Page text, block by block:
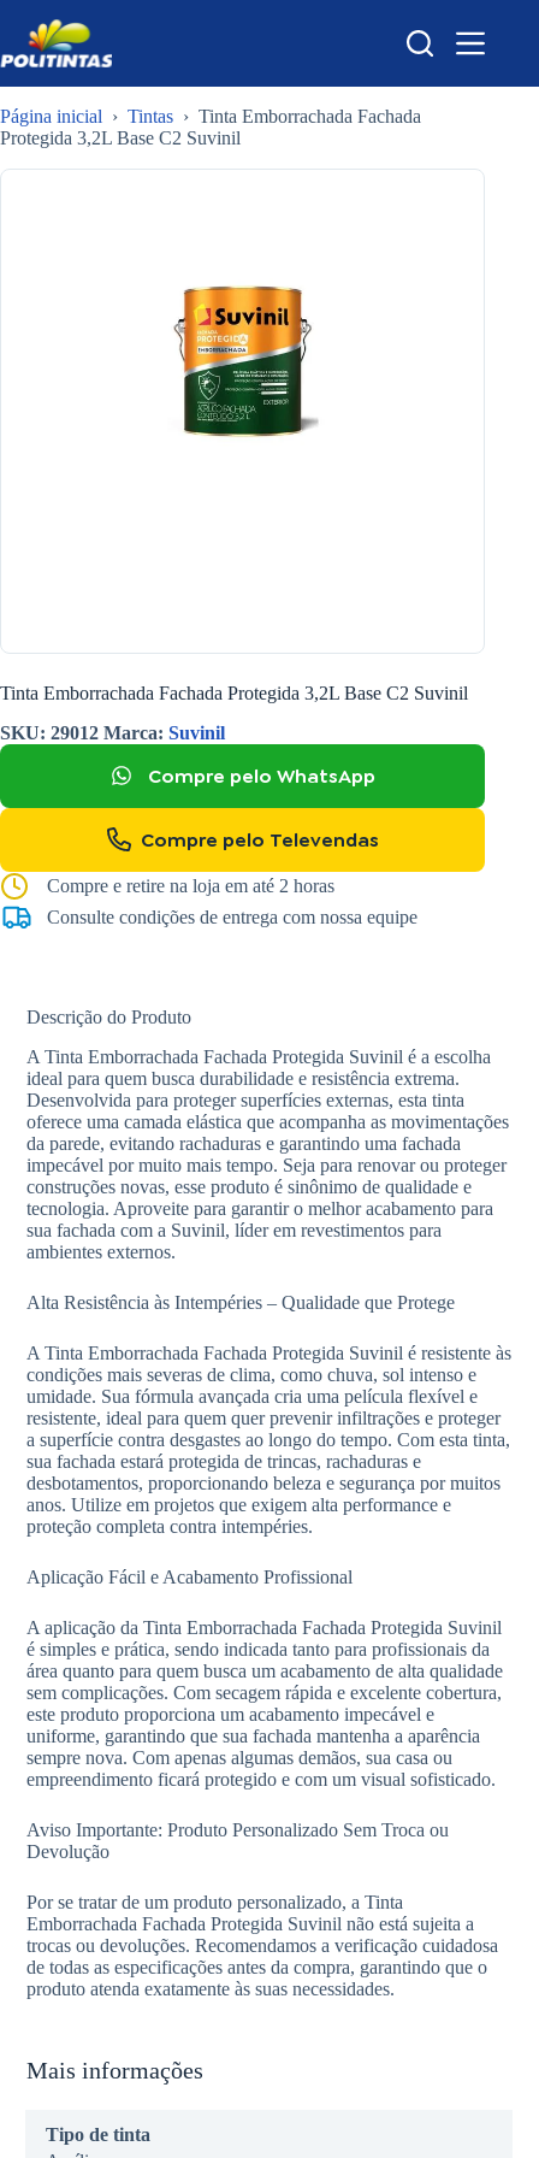
para
o
conteúdo
Página inicial › Tintas › Tinta Emborrachada Fachada
Protegida 3,2L Base C2 Suvinil
Tinta Emborrachada Fachada Protegida 3,2L Base C2 Suvinil
SKU: 29012 Marca: Suvinil
Compre pelo WhatsApp
Compre pelo Televendas
Compre e retire na loja em até 2 horas
Consulte condições de entrega com nossa equipe
Descrição do Produto
A Tinta Emborrachada Fachada Protegida Suvinil é a escolha
ideal para quem busca durabilidade e resistência extrema.
Desenvolvida para proteger superfícies externas, esta tinta
oferece uma camada elástica que acompanha as movimentações
da parede, evitando rachaduras e garantindo uma fachada
impecável por muito mais tempo. Seja para renovar ou proteger
construções novas, esse produto é sinônimo de qualidade e
tecnologia. Aproveite para garantir o melhor acabamento para
sua fachada com a Suvinil, líder em revestimentos para
ambientes externos.
Alta Resistência às Intempéries – Qualidade que Protege
A Tinta Emborrachada Fachada Protegida Suvinil é resistente às
condições mais severas de clima, como chuva, sol intenso e
umidade. Sua fórmula avançada cria uma película flexível e
resistente, ideal para quem quer prevenir infiltrações e proteger
a superfície contra desgastes ao longo do tempo. Com esta tinta,
sua fachada estará protegida de trincas, rachaduras e
desbotamentos, proporcionando beleza e segurança por muitos
anos. Utilize em projetos que exigem alta performance e
proteção completa contra intempéries.
Aplicação Fácil e Acabamento Profissional
A aplicação da Tinta Emborrachada Fachada Protegida Suvinil
é simples e prática, sendo indicada tanto para profissionais da
área quanto para quem busca um acabamento de alta qualidade
sem complicações. Com secagem rápida e excelente cobertura,
este produto proporciona um acabamento impecável e
uniforme, garantindo que sua fachada mantenha a aparência
sempre nova. Com apenas algumas demãos, sua casa ou
empreendimento ficará protegido e com um visual sofisticado.
Aviso Importante: Produto Personalizado Sem Troca ou
Devolução
Por se tratar de um produto personalizado, a Tinta
Emborrachada Fachada Protegida Suvinil não está sujeita a
trocas ou devoluções. Recomendamos a verificação cuidadosa
de todas as especificações antes da compra, garantindo que o
produto atenda exatamente às suas necessidades.
Mais informações
Tipo de tinta